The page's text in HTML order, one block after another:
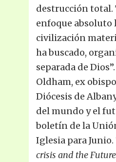
destrucción total.
enfoque absoluto
civilización
ha buscado,
separada de
Oldham, ex
Diócesis de
del mundo y el
boletín de la
Iglesia para Junio.
crisis and the Future